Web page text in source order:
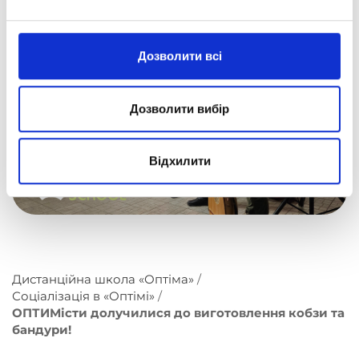
Дозволити всі
Дозволити вибір
Відхилити
Дистанційна школа «Оптіма»
Соціалізація в «Оптімі»
ОПТИМісти долучилися до виготовлення кобзи та
бандури!